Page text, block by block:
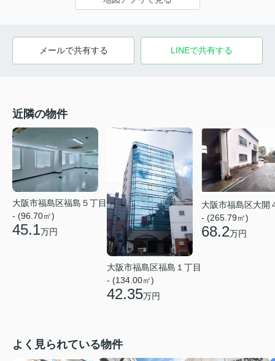
メールで共有する LINEで共有する
近隣の物件
大阪市福島区福島５丁目
- (96.70㎡)
45.1万円
大阪市福島区福島１丁目
- (134.00㎡)
42.35万円
大阪市福島区大開
- (265.79㎡)
68.2万円
よく見られている物件